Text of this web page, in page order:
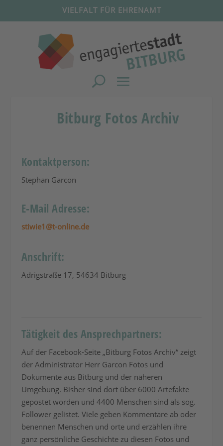
VIELFALT FÜR EHRENAMT
Bitburg Fotos Archiv
Kontaktperson:
Stephan Garcon
E-Mail Adresse:
stiwie1@t-online.de
Anschrift:
Adrigstraße 17, 54634 Bitburg
Tätigkeit des Ansprechpartners:
Auf der Facebook-Seite „Bitburg Fotos Archiv“ zeigt
der Administrator Herr Garcon Fotos und
Dokumente aus Bitburg und der näheren
Umgebung. Bisher sind dort über 6000 Artefakte
gepostet worden und 4400 Menschen sind als sog.
Follower gelistet. Viele geben Kommentare ab oder
benennen Menschen und orte und erzählen ihre
ganz persönliche Geschichte zu diesen Fotos und